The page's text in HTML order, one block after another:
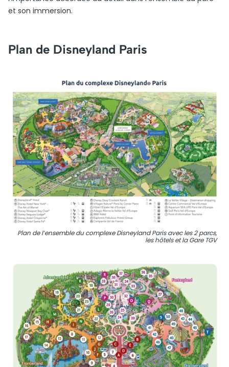
et son immersion.
Plan de Disneyland Paris
Plan de l’ensemble du complexe Disneyland Paris avec les 2 parcs,
les hôtels et la Gare TGV